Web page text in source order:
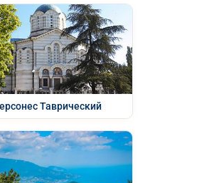
Таврический